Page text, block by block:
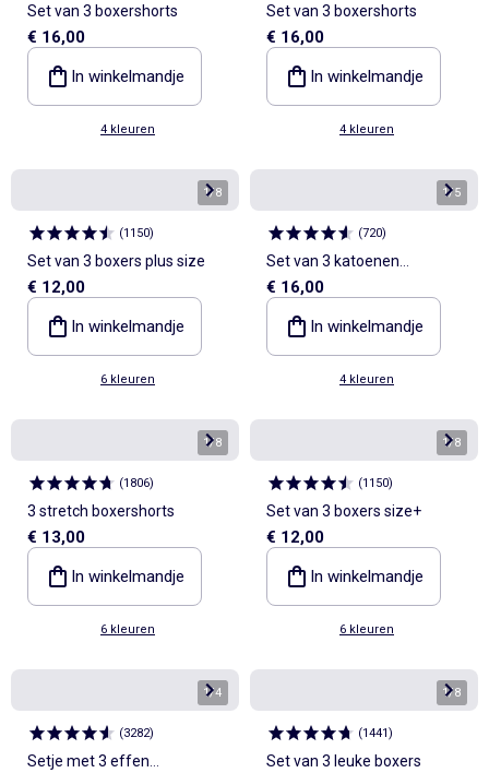
Set van 3 boxershorts
€ 16,00
In winkelmandje
4 kleuren
Set van 3 boxershorts
€ 16,00
In winkelmandje
4 kleuren
1/8
(1150)
Set van 3 boxers plus size
€ 12,00
In winkelmandje
6 kleuren
1/5
(720)
Set van 3 katoenen
boxershorts
€ 16,00
In winkelmandje
4 kleuren
1/8
(1806)
3 stretch boxershorts
€ 13,00
In winkelmandje
6 kleuren
1/8
(1150)
Set van 3 boxers size+
€ 12,00
In winkelmandje
6 kleuren
1/4
(3282)
Setje met 3 effen
1/8
(1441)
Set van 3 leuke boxers